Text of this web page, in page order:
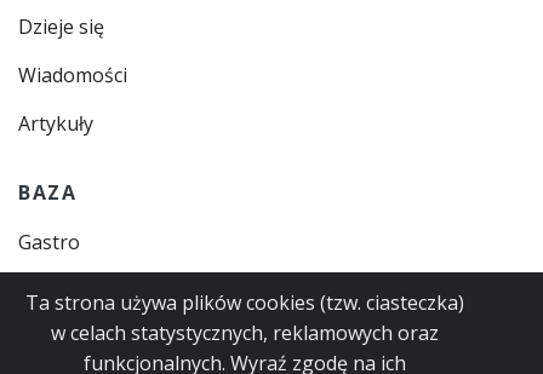
Dzieje się
Wiadomości
Artykuły
BAZA
Gastro
Zajęcia
Instytucje
Ta strona używa plików cookies (tzw. ciasteczka)
w celach statystycznych, reklamowych oraz
funkcjonalnych. Wyraź zgodę na ich